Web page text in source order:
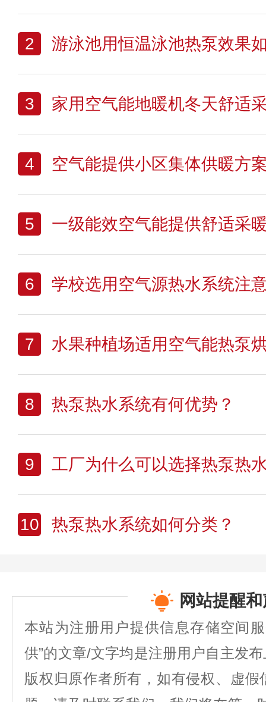
2 游泳池用恒温泳池热泵效果
3 家用空气能地暖机冬天舒适
4 空气能提供小区集体供暖方
5 一级能效空气能提供舒适采
6 学校选用空气源热水系统注
7 水果种植场适用空气能热泵
8 热泵热水系统有何优势？
9 工厂为什么可以选择热泵热
10 热泵热水系统如何分类？
网站提醒
本站为注册用户提供信息存储空间
供”的文章/文字均是注册用户自主发
版权归原作者所有，如有侵权、虚